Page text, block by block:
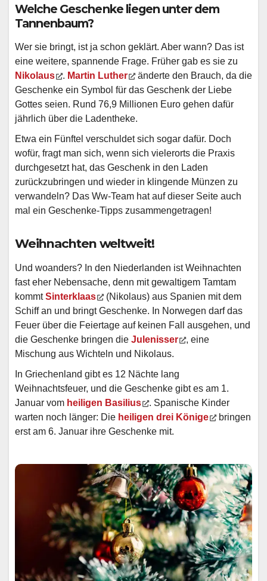
Welche Geschenke liegen unter dem
Tannenbaum?
Wer sie bringt, ist ja schon geklärt. Aber wann? Das ist
eine weitere, spannende Frage. Früher gab es sie zu
Nikolaus
. Martin Luther
änderte den Brauch, da die
Geschenke ein Symbol für das Geschenk der Liebe
Gottes seien. Rund 76,9 Millionen Euro gehen dafür
jährlich über die Ladentheke.
Etwa ein Fünftel verschuldet sich sogar dafür. Doch
wofür, fragt man sich, wenn sich vielerorts die Praxis
durchgesetzt hat, das Geschenk in den Laden
zurückzubringen und wieder in klingende Münzen zu
verwandeln? Das Ww-Team hat auf dieser Seite auch
mal ein Geschenke-Tipps zusammengetragen!
Weihnachten weltweit!
Und woanders? In den Niederlanden ist Weihnachten
fast eher Nebensache, denn mit gewaltigem Tamtam
kommtSinterklaas
(Nikolaus) aus Spanien mit dem
Schiff an und bringt Geschenke. In Norwegen darf das
Feuer über die Feiertage auf keinen Fall ausgehen, und
die Geschenke bringen die Julenisser
, eine
Mischung aus Wichteln und Nikolaus.
In Griechenland gibt es 12 Nächte lang
Weihnachtsfeuer, und die Geschenke gibt es am 1.
Januar vom heiligen Basilius
. Spanische Kinder
warten noch länger: Die heiligen drei Könige
bringen
erst am 6. Januar ihre Geschenke mit.